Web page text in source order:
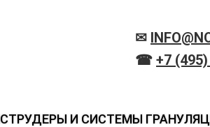
✉
☎ +7
И СИСТЕМЫ